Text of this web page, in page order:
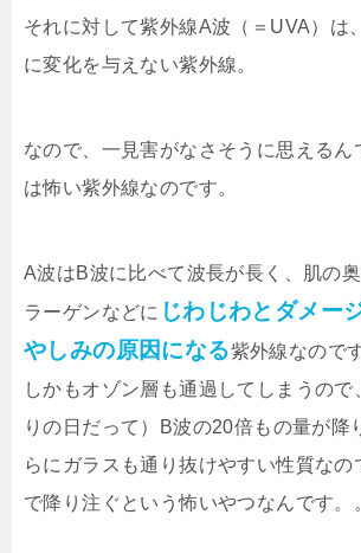
それに対して紫外線A波（＝UVA）は
に変化を与えない紫外線。
なので、一見害がなさそうに思えるん
は怖い紫外線なのです。
A波はB波に比べて波長が長く、肌の
ラーゲンなどに じわじわとダメー
やしみの原因になる紫外線なのです
しかもオゾン層も通過してしまうので
りの日だって）B波の20倍もの量が降
らにガラスも通り抜けやすい性質なの
で降り注ぐという怖いやつなんです。